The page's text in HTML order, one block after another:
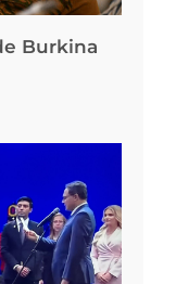
Burkina